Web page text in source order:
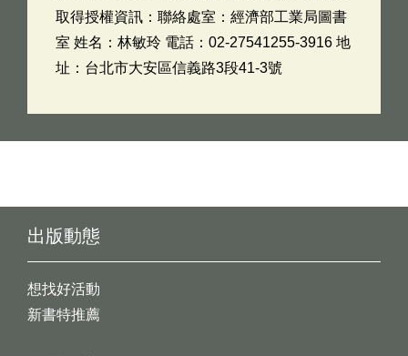
取得授權資訊：聯絡處室：經濟部工業局圖書
室 姓名：林敏玲 電話：02-27541255-3916 地
址：台北市大安區信義路3段41-3號
出版動態
想找好活動
新書特推薦